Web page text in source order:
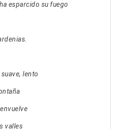
esparcido su fuego
lento
valles